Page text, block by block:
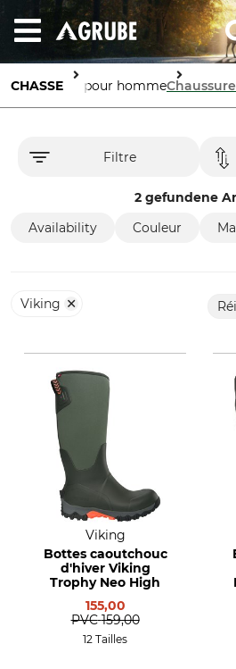
CHASSE
Chaussures pour homme
Filtre
2 gefundene
Availability Couleur
Viking
Viking
Bottes caoutchouc
d'hiver Viking
Trophy Neo High
155,00
PVC 159,00
12 Tailles